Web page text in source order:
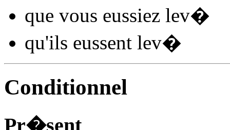
que vous eussiez lev�
qu'ils eussent lev�
Conditionnel
Pr�sent